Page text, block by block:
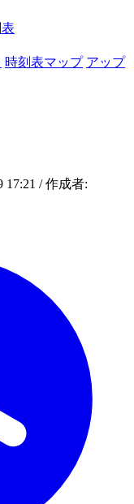
時刻表マップ アップ
17:21 / 作成者: